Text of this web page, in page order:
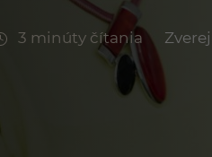
3 minúty čítania